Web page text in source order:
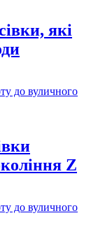
які
до вуличного
Z
до вуличного